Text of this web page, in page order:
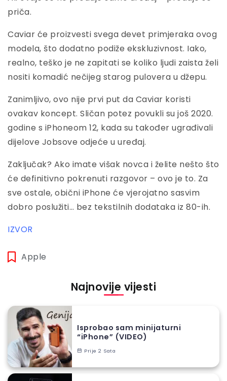
priča.
Caviar će proizvesti svega devet primjeraka ovog
modela, što dodatno podiže ekskluzivnost. Iako,
realno, teško je ne zapitati se koliko ljudi zaista želi
nositi komadić nečijeg starog pulovera u džepu.
Zanimljivo, ovo nije prvi put da Caviar koristi
ovakav koncept. Sličan potez povukli su još 2020.
godine s iPhoneom 12, kada su također ugrađivali
dijelove Jobsove odjeće u uređaj.
Zaključak? Ako imate višak novca i želite nešto što
će definitivno pokrenuti razgovor – ovo je to. Za
sve ostale, obični iPhone će vjerojatno sasvim
dobro poslužiti… bez tekstilnih dodataka iz 80-ih.
IZVOR
Apple
Najnovije vijesti
Isprobao sam minijaturni
“iPhone” (VIDEO)
Prije 2 Sata